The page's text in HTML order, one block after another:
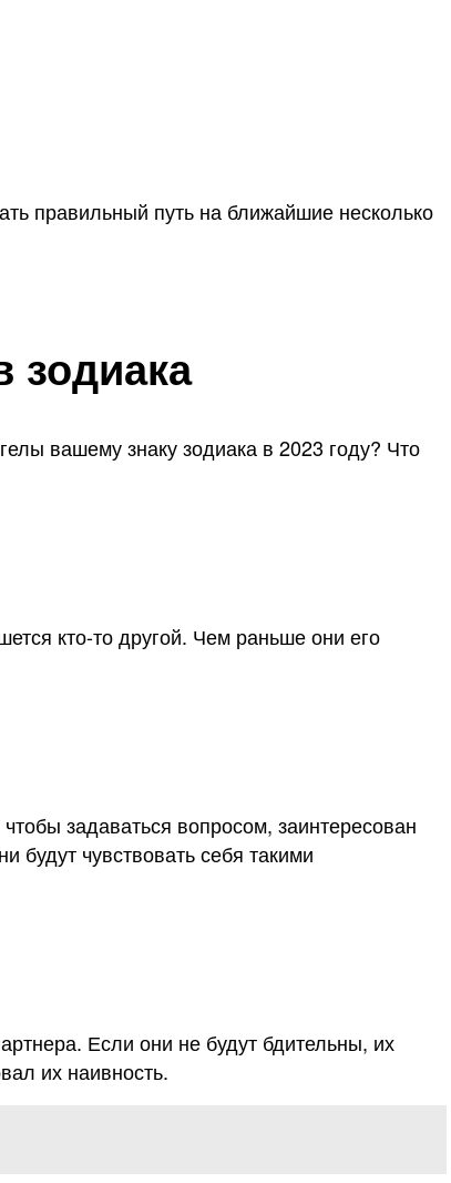
правильный путь на ближайшие несколько
зодиака
вашему знаку зодиака в 2023 году? Что
кто-то другой. Чем раньше они его
задаваться вопросом, заинтересован
будут чувствовать себя такими
Если они не будут бдительны, их
их наивность.